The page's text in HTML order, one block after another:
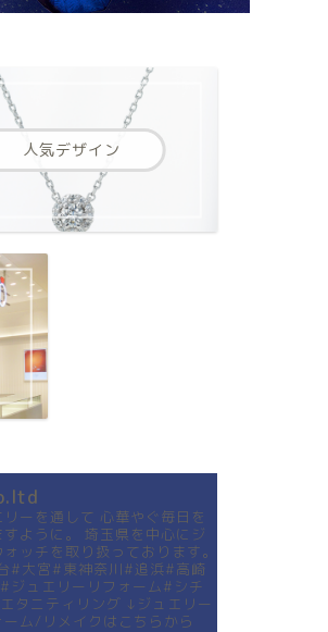
人気デザイン
ーを通して 心華やぐ毎日を
ように。
埼玉県を中心にジ
ッチを取り扱っております。
#大宮#東神奈川#追浜#高崎
ジュエリーリフォーム#シチ
タニティリング ↓ジュエリー
ム/リメイクはこちらから